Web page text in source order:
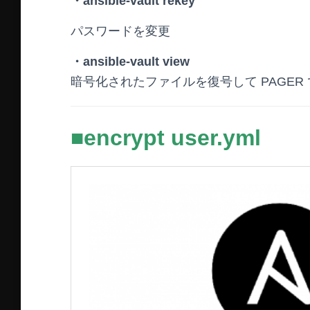
パスワードを変更
・ansible-vault view
暗号化されたファイルを復号して PAGER
■encrypt user.yml